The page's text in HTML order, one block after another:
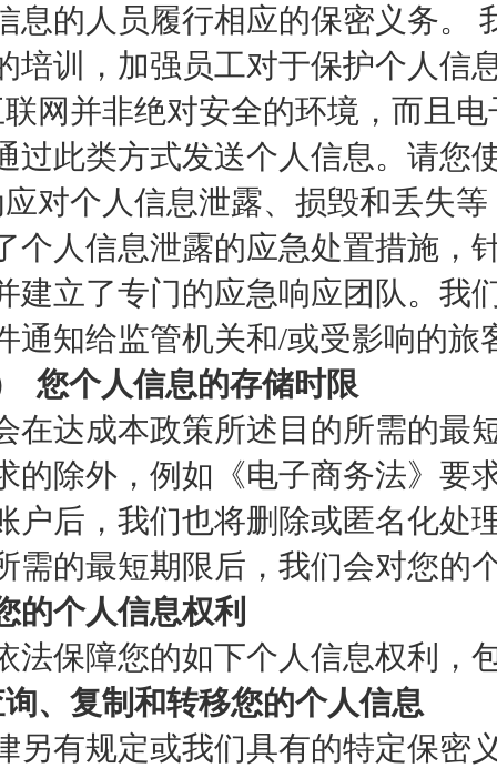
息的人员履行相应的保密义务。
培训，加强员工对于保护个人信
网并非绝对安全的环境，而且
过此类方式发送个人信息。请您
对个人信息泄露、损毁和丢失
个人信息泄露的应急处置措施，
建立了专门的应急响应团队。我
通知给监管机关和/或受影响的旅
您个人信息的存储时限
在达成本政策所述目的所需的最
的除外，例如《电子商务法》要
户后，我们也将删除或匿名化处
需的最短期限后，我们会对您的
的个人信息权利
法保障您的如下个人信息权利，
、复制和转移您的个人信息
另有规定或我们具有的特定保密